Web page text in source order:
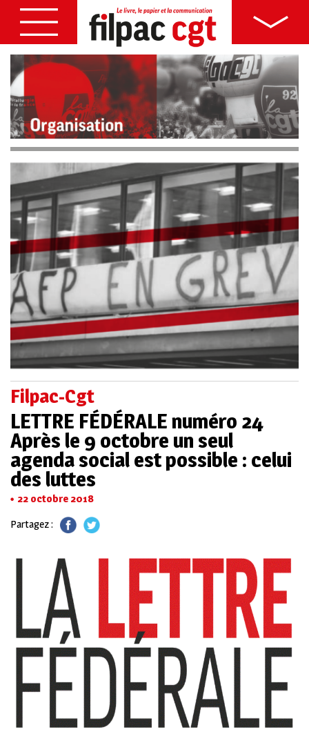
Filpac-Cgt
LETTRE FÉDÉRALE numéro 24
Après le 9 octobre un seul
agenda social est possible : celui
des luttes
22 octobre 2018
Partagez :